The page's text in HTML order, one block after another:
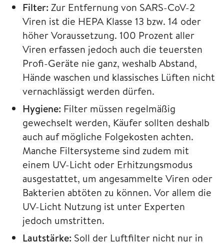
Filter: Zur Entfernung von SARS-CoV-2
Viren ist die HEPA Klasse 13 bzw. 14 oder
höher Voraussetzung. 100 Prozent aller
Viren erfassen jedoch auch die teuersten
Profi-Geräte nie ganz, weshalb Abstand,
Hände waschen und klassisches Lüften nicht
vernachlässigt werden dürfen.
Hygiene: Filter müssen regelmäßig
gewechselt werden, Käufer sollten deshalb
auch auf mögliche Folgekosten achten.
Manche Filtersysteme sind zudem mit
einem UV-Licht oder Erhitzungsmodus
ausgestattet, um angesammelte Viren oder
Bakterien abtöten zu können. Vor allem die
UV-Licht Nutzung ist unter Experten
jedoch umstritten.
Lautstärke: Soll der Luftfilter nicht nur in